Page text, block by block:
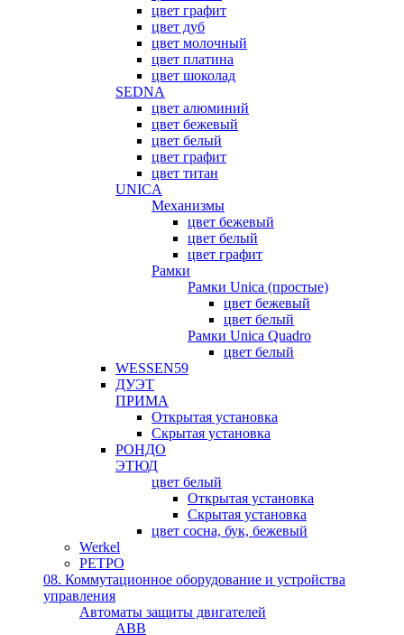
цвет графит
цвет дуб
цвет молочный
цвет платина
цвет шоколад
SEDNA
цвет алюминий
цвет бежевый
цвет белый
цвет графит
цвет титан
UNICA
Механизмы
цвет бежевый
цвет белый
цвет графит
Рамки
Рамки Unica (простые)
цвет бежевый
цвет белый
Рамки Unica Quadro
цвет белый
WESSEN59
ДУЭТ
ПРИМА
Открытая установка
Скрытая установка
РОНДО
ЭТЮД
цвет белый
Открытая установка
Скрытая установка
цвет сосна, бук, бежевый
Werkel
РЕТРО
08. Коммутационное оборудование и устройства
управления
Автоматы защиты двигателей
ABB